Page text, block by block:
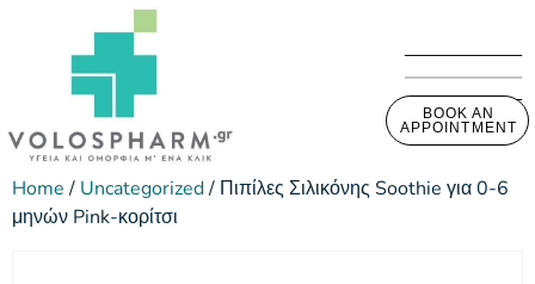
BOOK AN
APPOINTMENT
Home/ Uncategorized/ Πιπίλες Σιλικόνης Soothie για 0-6
μηνών Pink-κορίτσι